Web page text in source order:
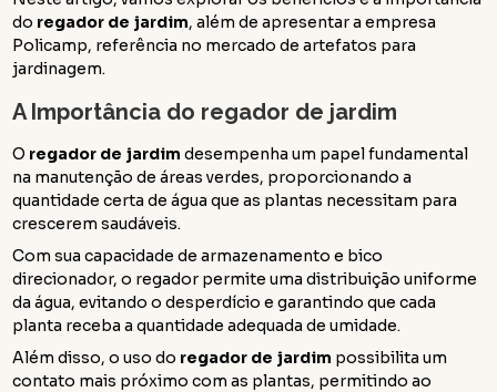
do regador de jardim, além de apresentar a empresa
Policamp, referência no mercado de artefatos para
jardinagem.
A Importância do regador de jardim
O regador de jardim desempenha um papel fundamental
na manutenção de áreas verdes, proporcionando a
quantidade certa de água que as plantas necessitam para
crescerem saudáveis.
Com sua capacidade de armazenamento e bico
direcionador, o regador permite uma distribuição uniforme
da água, evitando o desperdício e garantindo que cada
planta receba a quantidade adequada de umidade.
Além disso, o uso do regador de jardim possibilita um
contato mais próximo com as plantas, permitindo ao